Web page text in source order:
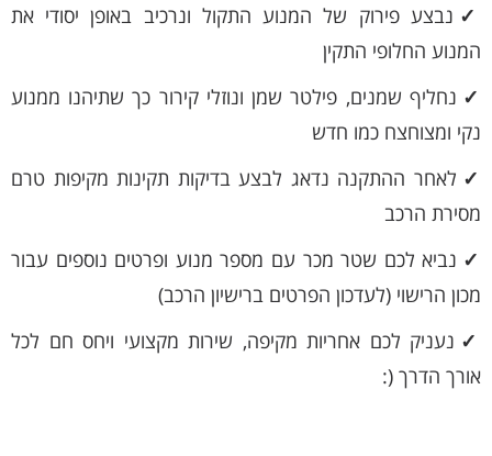
✓ נבצע פירוק של המנוע התקול ונרכיב באופן יסודי את
המנוע החלופי התקין
✓ נחליף שמנים, פילטר שמן ונוזלי קירור כך שתיהנו ממנוע
נקי ומצוחצח כמו חדש
✓ לאחר ההתקנה נדאג לבצע בדיקות תקינות מקיפות טרם
מסירת הרכב
✓ נביא לכם שטר מכר עם מספר מנוע ופרטים נוספים עבור
מכון הרישוי (לעדכון הפרטים ברישיון הרכב)
✓ נעניק לכם אחריות מקיפה, שירות מקצועי ויחס חם לכל
אורך הדרך (: